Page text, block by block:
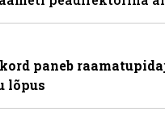
kord paneb
lõpus